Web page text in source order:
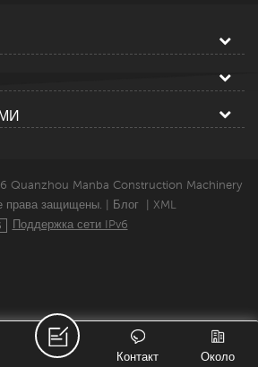
Quanzhou Manba Construction Machinery
права защищены. |
Блог
XML
Поддержка сети IPv6
Около
Контакт